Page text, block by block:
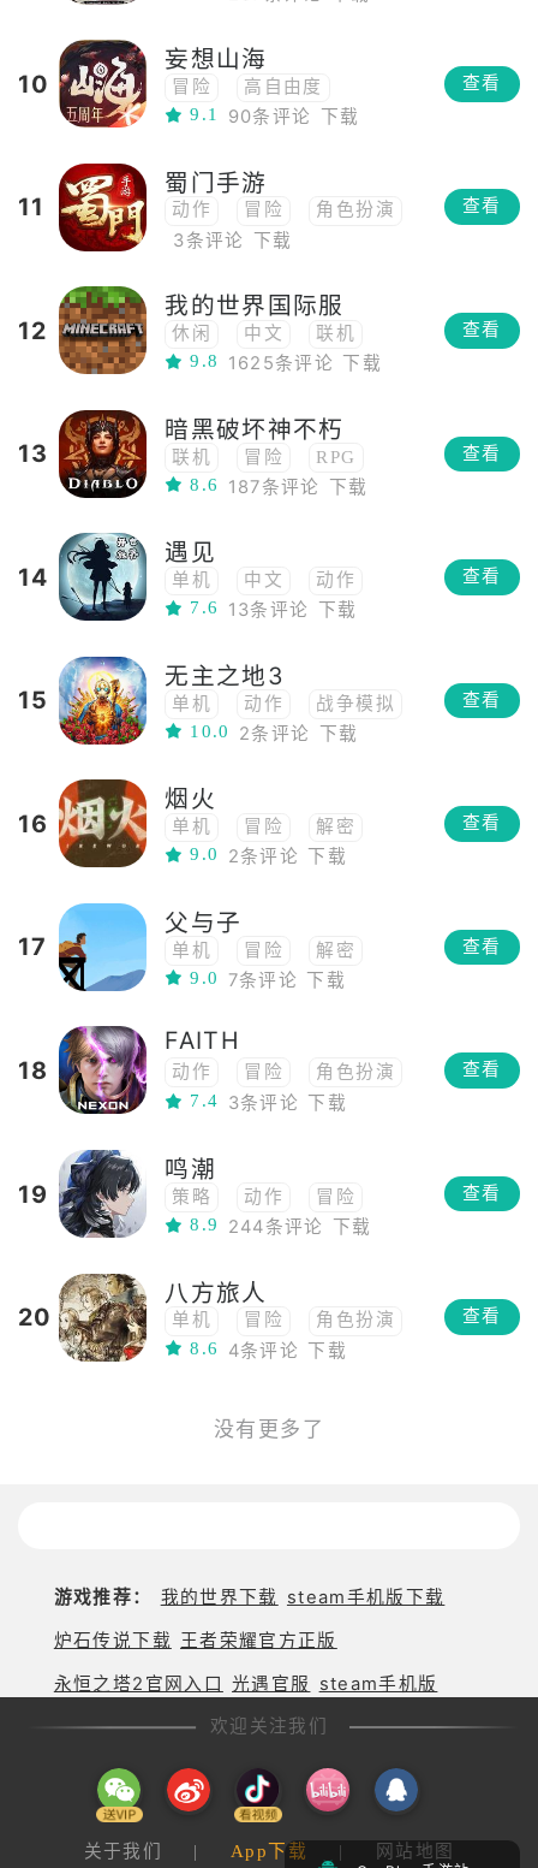
10
妄想山海
冒险
高自由度
角色扮演
养成
中国风
9.1 90条评论 下载
查看
11
蜀门手游
动作 冒险
角色扮演
中国风
武侠
3条评论 下载
查看
12
我的世界国际服
休闲 中文
联机
模拟经营
模拟
DIY
沙盒
像素
多人
开放世界
9.8 1625条评论 下载
查看
13
暗黑破坏神不朽
联机 冒险
RPG
高画质
多人
地牢
8.6 187条评论 下载
查看
14
遇见
单机 中文
动作
冒险
高自由度
沙盒
开放世界
小清新
俯视角
7.6 13条评论 下载
查看
15
无主之地3
单机 动作
战争模拟
冒险
RPG
角色扮演
科幻
10.0 2条评论 下载
查看
16
烟火
单机 冒险
解密
恐怖
中国风
俯视角
9.0 2条评论 下载
查看
17
父与子
单机 冒险
解密
剧情向
steam移植
9.0 7条评论 下载
查看
18
FAITH
动作 冒险
角色扮演
MMORPG
7.4 3条评论 下载
查看
19
鸣潮
策略 动作
冒险
高自由度
角色扮演
开放世界
8.9 244条评论 下载
查看
20
八方旅人
单机 冒险
角色扮演
8.6
4条评论 下载
查看
没有更多了
游戏推荐： 我的世界下载 steam手机版下载
炉石传说下载 王者荣耀官方正版
永恒之塔2官网入口 光遇官服
steam手机版
欢迎关注我们
关于我们 | App下载 | 网站地图